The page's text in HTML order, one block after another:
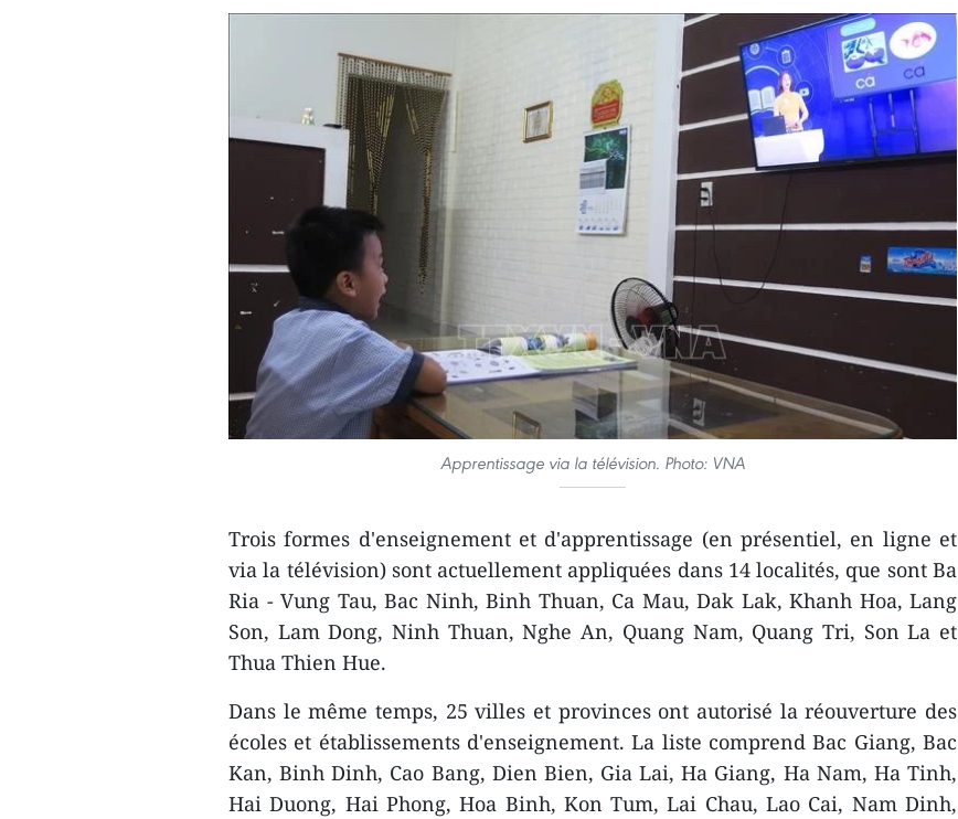
Apprentissage via la télévision. Photo: VNA
Trois formes d'enseignement et d'apprentissage (en présentiel, en ligne et
via la télévision) sont actuellement appliquées dans 14 localités, que sont Ba
Ria - Vung Tau, Bac Ninh, Binh Thuan, Ca Mau, Dak Lak, Khanh Hoa, Lang
Son, Lam Dong, Ninh Thuan, Nghe An, Quang Nam, Quang Tri, Son La et
Thua Thien Hue.
Dans le même temps, 25 villes et provinces ont autorisé la réouverture des
écoles et établissements d'enseignement. La liste comprend Bac Giang, Bac
Kan, Binh Dinh, Cao Bang, Dien Bien, Gia Lai, Ha Giang, Ha Nam, Ha Tinh,
Hai Duong, Hai Phong, Hoa Binh, Kon Tum, Lai Chau, Lao Cai, Nam Dinh,